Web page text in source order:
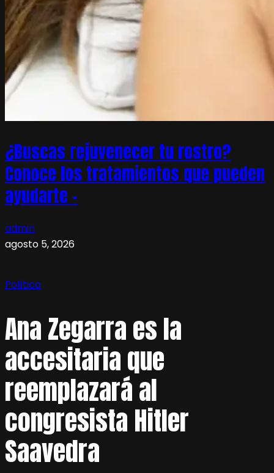
¿Buscas rejuvenecer tu rostro?
Conoce los tratamientos que pueden
ayudarte –
admin
agosto 5, 2026
Política
Ana Zegarra es la
accesitaria que
reemplazará al
congresista Hitler
Saavedra